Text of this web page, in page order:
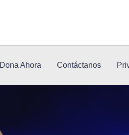
Dona Ahora Contáctanos